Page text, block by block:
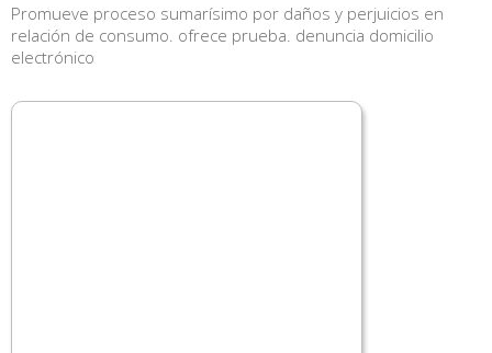
Promueve proceso sumarísimo por daños y perjuicios en
relación de consumo. ofrece prueba. denuncia domicilio
electrónico